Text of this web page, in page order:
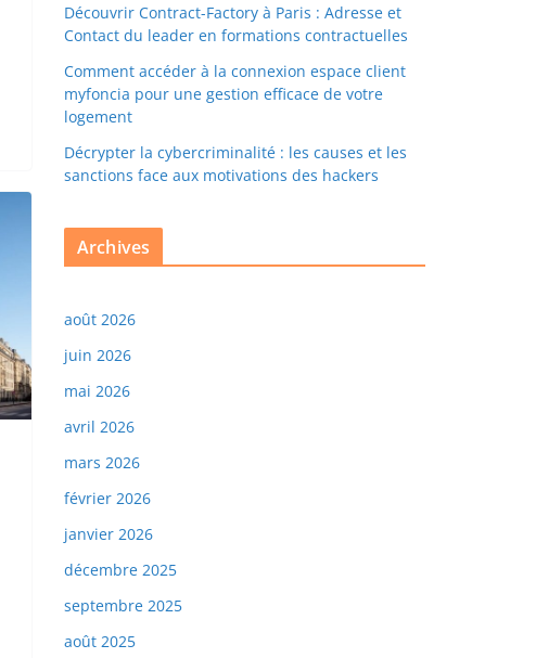
Découvrir Contract-Factory à Paris : Adresse et
Contact du leader en formations contractuelles
Comment accéder à la connexion espace client
myfoncia pour une gestion efficace de votre
logement
Décrypter la cybercriminalité : les causes et les
sanctions face aux motivations des hackers
Archives
août 2026
juin 2026
mai 2026
avril 2026
mars 2026
février 2026
janvier 2026
décembre 2025
septembre 2025
août 2025